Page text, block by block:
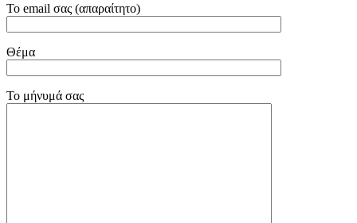
Το email σας (απαραίτητο)
Θέμα
Το μήνυμά σας